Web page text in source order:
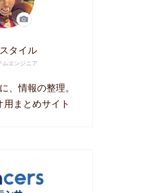
タイル
ムエンジニア
、情報の整理。
用まとめサイト